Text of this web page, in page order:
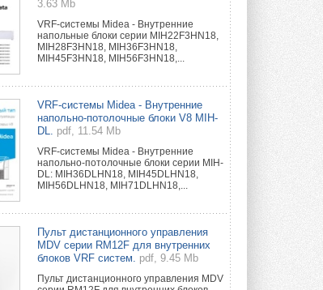
3.63 Mb
VRF-системы Midea - Внутренние
напольные блоки серии MIH22F3HN18,
MIH28F3HN18, MIH36F3HN18,
MIH45F3HN18, MIH56F3HN18,...
VRF-системы Midea - Внутренние
напольно-потолочные блоки V8 MIH-
DL.
pdf, 11.54 Mb
VRF-системы Midea - Внутренние
напольно-потолочные блоки серии MIH-
DL: MIH36DLHN18, MIH45DLHN18,
MIH56DLHN18, MIH71DLHN18,...
Пульт дистанционного управления
MDV серии RM12F для внутренних
блоков VRF систем.
pdf, 9.45 Mb
Пульт дистанционного управления MDV